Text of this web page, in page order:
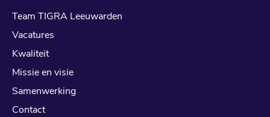
Team TIGRA Leeuwarden
Vacatures
Kwaliteit
Missie en visie
Samenwerking
Contact